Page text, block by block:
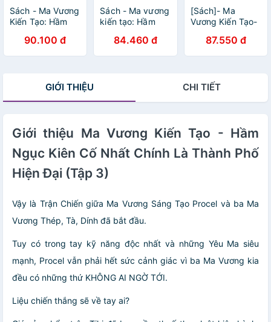
Sách - Ma Vương
Kiến Tạo: Hầm
Nhất Chính Là
Thành Phố Hiện
kèm lì xì Tết
90.100 đ
Sách - Ma vương
kiến tạo: Hầm
nhất chính là
thành phố hiện
84.460 đ
[Sách]- Ma
Vương Kiến Tạo-
87.550 đ
GIỚI THIỆU CHI TIẾT
Giới thiệu Ma Vương Kiến Tạo - Hầm
Ngục Kiên Cố Nhất Chính Là Thành Phố
Hiện Đại (Tập 3)
Vậy là Trận Chiến giữa Ma Vương Sáng Tạo Procel và ba Ma
Vương Thép, Tà, Dính đã bắt đầu.
Tuy có trong tay kỹ năng độc nhất và những Yêu Ma siêu
mạnh, Procel vẫn phải hết sức cảnh giác vì ba Ma Vương kia
đều có những thứ KHÔNG AI NGỜ TỚI.
Liệu chiến thắng sẽ về tay ai?